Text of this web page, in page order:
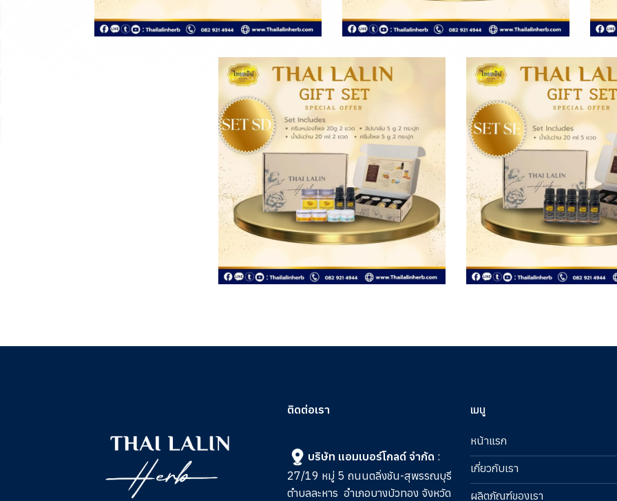
ติดต่อเรา
บริษัท แอมเบอร์โกลด์ จำกัด :
27/19 หมู่ 5 ถนนตลิ่งชัน-สุพรรณบุรี
ตำบลละหาร อำเภอบางบัวทอง จังหวัด
เมนู
หน้าแรก
เกี่ยวกับเรา
ผลิตภัณฑ์ของเรา